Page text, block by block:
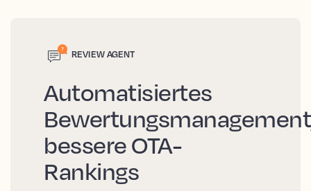
REVIEW AGENT
Automatisiertes
bessere OTA-
Rankings